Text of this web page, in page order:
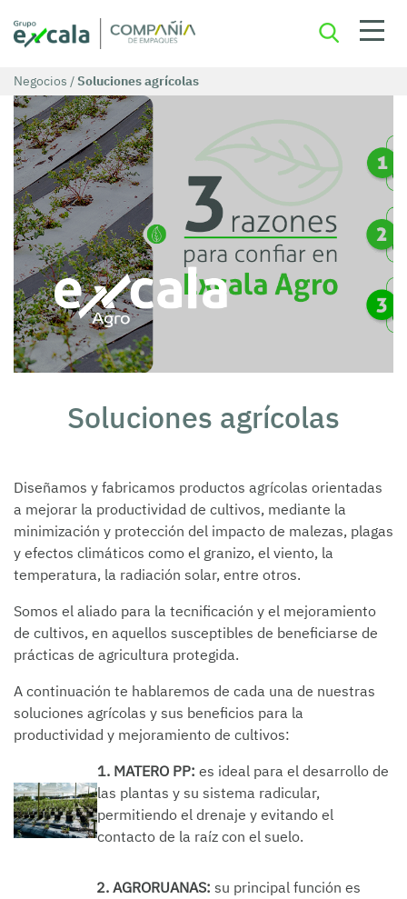
Negocios /Soluciones agrícolas
Soluciones agrícolas
Diseñamos y fabricamos productos agrícolas orientadas
a mejorar la productividad de cultivos, mediante la
minimización y protección del impacto de malezas, plagas
y efectos climáticos como el granizo, el viento, la
temperatura, la radiación solar, entre otros.
Somos el aliado para la tecnificación y el mejoramiento
de cultivos, en aquellos susceptibles de beneficiarse de
prácticas de agricultura protegida.
A continuación te hablaremos de cada una de nuestras
soluciones agrícolas y sus beneficios para la
productividad y mejoramiento de cultivos:
1. MATERO PP: es ideal para el desarrollo de
las plantas y su sistema radicular,
permitiendo el drenaje y evitando el
contacto de la raíz con el suelo.
2. AGRORUANAS:su principal función es